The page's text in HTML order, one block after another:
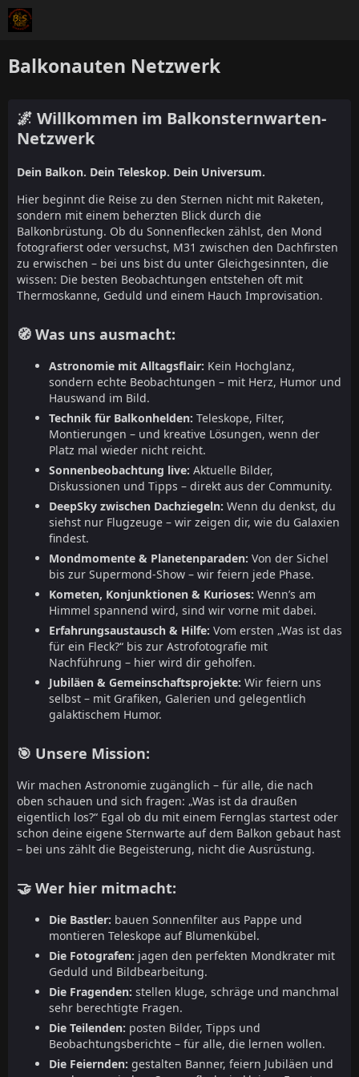
Balkonauten Netzwerk
🌌 Willkommen im Balkonsternwarten-
Netzwerk
Dein Balkon. Dein Teleskop. Dein Universum.
Hier beginnt die Reise zu den Sternen nicht mit Raketen,
sondern mit einem beherzten Blick durch die
Balkonbrüstung. Ob du Sonnenflecken zählst, den Mond
fotografierst oder versuchst, M31 zwischen den Dachfirsten
zu erwischen – bei uns bist du unter Gleichgesinnten, die
wissen: Die besten Beobachtungen entstehen oft mit
Thermoskanne, Geduld und einem Hauch Improvisation.
🧭 Was uns ausmacht:
Astronomie mit Alltagsflair: Kein Hochglanz,
sondern echte Beobachtungen – mit Herz, Humor und
Hauswand im Bild.
Technik für Balkonhelden: Teleskope, Filter,
Montierungen – und kreative Lösungen, wenn der
Platz mal wieder nicht reicht.
Sonnenbeobachtung live: Aktuelle Bilder,
Diskussionen und Tipps – direkt aus der Community.
DeepSky zwischen Dachziegeln: Wenn du denkst, du
siehst nur Flugzeuge – wir zeigen dir, wie du Galaxien
findest.
Mondmomente & Planetenparaden: Von der Sichel
bis zur Supermond-Show – wir feiern jede Phase.
Kometen, Konjunktionen & Kurioses: Wenn’s am
Himmel spannend wird, sind wir vorne mit dabei.
Erfahrungsaustausch & Hilfe: Vom ersten „Was ist das
für ein Fleck?“ bis zur Astrofotografie mit
Nachführung – hier wird dir geholfen.
Jubiläen & Gemeinschaftsprojekte: Wir feiern uns
selbst – mit Grafiken, Galerien und gelegentlich
galaktischem Humor.
🎯 Unsere Mission:
Wir machen Astronomie zugänglich – für alle, die nach
oben schauen und sich fragen: „Was ist da draußen
eigentlich los?“ Egal ob du mit einem Fernglas startest oder
schon deine eigene Sternwarte auf dem Balkon gebaut hast
– bei uns zählt die Begeisterung, nicht die Ausrüstung.
🤝 Wer hier mitmacht:
Die Bastler: bauen Sonnenfilter aus Pappe und
montieren Teleskope auf Blumenkübel.
Die Fotografen: jagen den perfekten Mondkrater mit
Geduld und Bildbearbeitung.
Die Fragenden: stellen kluge, schräge und manchmal
sehr berechtigte Fragen.
Die Teilenden: posten Bilder, Tipps und
Beobachtungsberichte – für alle, die lernen wollen.
Die Feiernden: gestalten Banner, feiern Jubiläen und